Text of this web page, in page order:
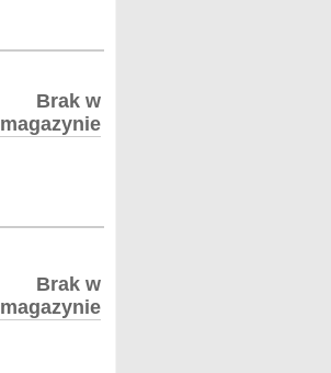
Brak w
magazynie
Brak w
magazynie